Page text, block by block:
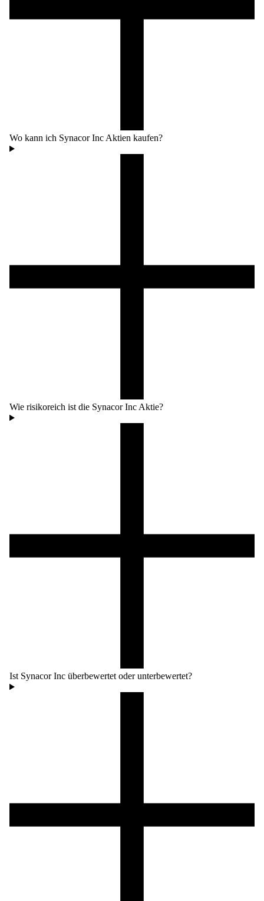
Wo kann ich Synacor Inc Aktien kaufen?
Wie risikoreich ist die Synacor Inc Aktie?
Ist Synacor Inc überbewertet oder unterbewertet?